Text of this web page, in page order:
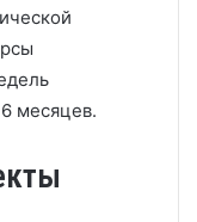
месяцев.